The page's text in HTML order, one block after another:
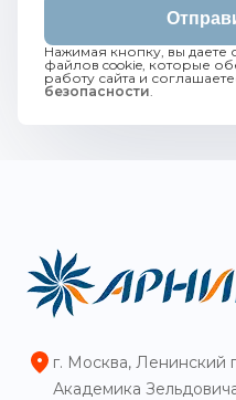
Нажимая кнопку, вы даете
файлов cookie, которые
работу сайта и
безопасности.
г. Москва, Ленинский
Академика